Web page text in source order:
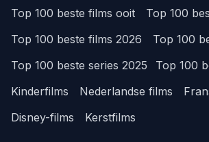
Top 100 beste films ooit
Top 100
Top 100 beste films 2026
Top 100
Top 100 beste series 2025
Top 100
Kinderfilms
Nederlandse films
Disney-films
Kerstfilms